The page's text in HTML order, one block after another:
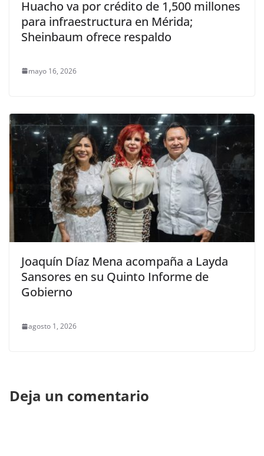
Huacho va por crédito de 1,500 millones
para infraestructura en Mérida;
Sheinbaum ofrece respaldo
mayo 16, 2026
Joaquín Díaz Mena acompaña a Layda
Sansores en su Quinto Informe de
Gobierno
agosto 1, 2026
Deja un comentario